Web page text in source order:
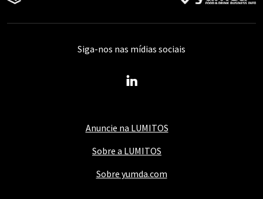
Anuncie na LUMITOS
Sobre a LUMITOS
Sobre yumda.com
Siga-nos nas mídias sociais